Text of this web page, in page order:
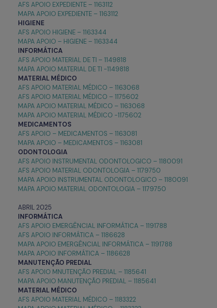
AFS APOIO EXPEDIENTE – 1163112
MAPA APOIO EXPEDIENTE – 1163112
HIGIENE
AFS APOIO HIGIENE – 1163344
MAPA APOIO – HIGIENE – 1163344
INFORMÁTICA
AFS APOIO MATERIAL DE TI – 1149818
MAPA APOIO MATERIAL DE TI -1149818
MATERIAL MÉDICO
AFS APOIO MATERIAL MÉDICO – 1163068
AFS APOIO MATERIAL MÉDICO – 1175602
MAPA APOIO MATERIAL MÉDICO – 1163068
MAPA APOIO MATERIAL MÉDICO -1175602
MEDICAMENTOS
AFS APOIO – MEDICAMENTOS – 1163081
MAPA APOIO – MEDICAMENTOS – 1163081
ODONTOLOGIA
AFS APOIO INSTRUMENTAL ODONTOLOGICO – 1180091
AFS APOIO MATERIAL ODONTOLOGIA – 1179750
MAPA APOIO INSTRUMENTAL ODONTOLOGICO – 1180091
MAPA APOIO MATERIAL ODONTOLOGIA – 1179750
ABRIL 2025
INFORMÁTICA
AFS APOIO EMERGÊNCIAL INFORMÁTICA – 1191788
AFS APOIO INFORMÁTICA – 1186628
MAPA APOIO EMERGÊNCIAL INFORMÁTICA – 1191788
MAPA APOIO INFORMÁTICA – 1186628
MANUTENÇÃO PREDIAL
AFS APOIO MNUTENÇÃO PREDIAL – 1185641
MAPA APOIO MANUTENÇÃO PREDIAL – 1185641
MATERIAL MÉDICO
AFS APOIO MATERIAL MÉDICO – 1183322